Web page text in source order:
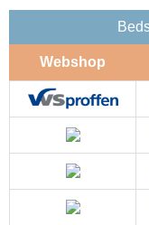
Webshop